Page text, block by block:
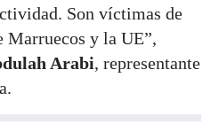
Son víctimas de
Marruecos y la UE”,
Arabi, representante